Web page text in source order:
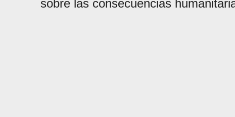
sobre las consecuencias